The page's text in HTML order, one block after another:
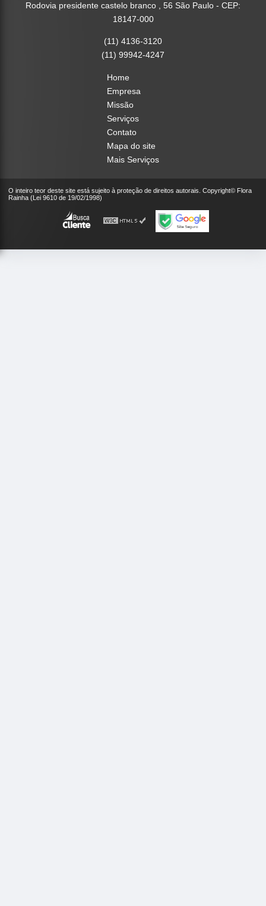
Rodovia presidente castelo branco , 56 São Paulo - CEP:
18147-000
(11) 4136-3120
(11) 99942-4247
Home
Empresa
Missão
Serviços
Contato
Mapa do site
Mais Serviços
O inteiro teor deste site está sujeito à proteção de direitos autorais. Copyright© Flora
Rainha (Lei 9610 de 19/02/1998)